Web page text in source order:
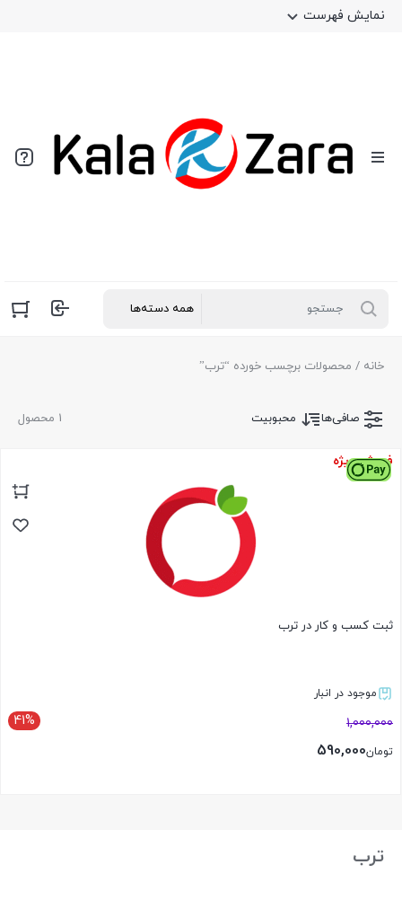
نمایش فهرست
خانه / محصولات برچسب خورده “ترب”
1 محصول صافی‌ها محبوبیت
فروش ویژه
ثبت کسب و کار در ترب
موجود در انبار
41% 1,000,000
تومان590,000
ترب